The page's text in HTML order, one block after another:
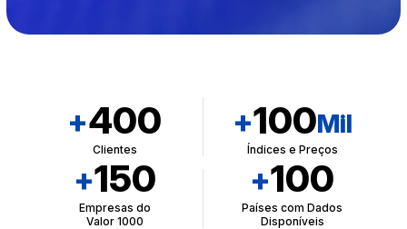
+400
Clientes
+100Mil
Índices e Preços
+150
Empresas do
Valor 1000
+100
Países com Dados
Disponíveis